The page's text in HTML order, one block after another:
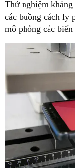
Thử nghiệm
các buồng cách ly
mô phỏng các